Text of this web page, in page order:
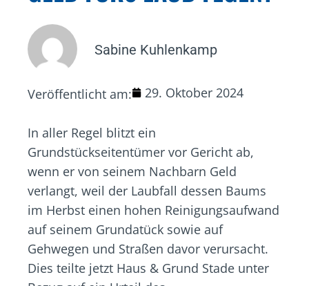
Sabine Kuhlenkamp
Veröffentlicht am: 29. Oktober 2024
In aller Regel blitzt ein
Grundstückseitentümer vor Gericht ab,
wenn er von seinem Nachbarn Geld
verlangt, weil der Laubfall dessen Baums
im Herbst einen hohen Reinigungsaufwand
auf seinem Grundatück sowie auf
Gehwegen und Straßen davor verursacht.
Dies teilte jetzt Haus & Grund Stade unter